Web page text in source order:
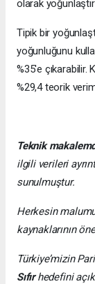
olarak
Tipik bir
yoğunluğunu
%35'e çıkarabilir.
%29,4 teorik
Teknik
ilgili verileri
sunulmuştur.
Herkesin
kaynaklarının
Türkiye’mizin
Sıfırhedefini